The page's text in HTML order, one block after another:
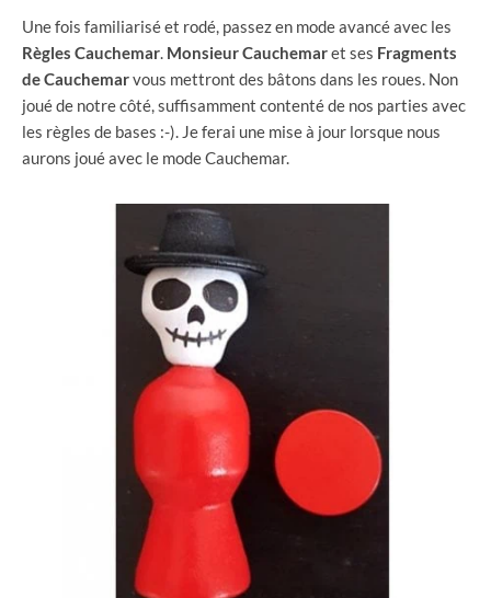
Une fois familiarisé et rodé, passez en mode avancé avec les
Règles Cauchemar. Monsieur Cauchemaret ses Fragments
de Cauchemarvous mettront des bâtons dans les roues. Non
joué de notre côté, suffisamment contenté de nos parties avec
les règles de bases :-). Je ferai une mise à jour lorsque nous
aurons joué avec le mode Cauchemar.